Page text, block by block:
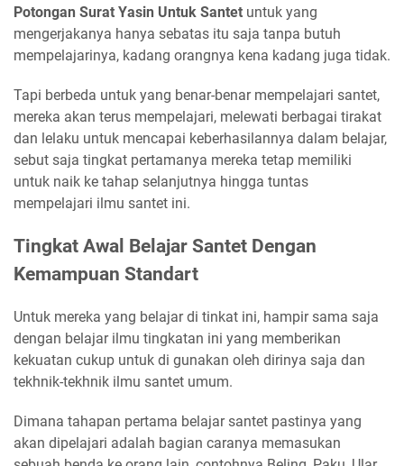
Potongan Surat Yasin Untuk Santet untuk yang
mengerjakanya hanya sebatas itu saja tanpa butuh
mempelajarinya, kadang orangnya kena kadang juga tidak.
Tapi berbeda untuk yang benar-benar mempelajari santet,
mereka akan terus mempelajari, melewati berbagai tirakat
dan lelaku untuk mencapai keberhasilannya dalam belajar,
sebut saja tingkat pertamanya mereka tetap memiliki
untuk naik ke tahap selanjutnya hingga tuntas
mempelajari ilmu santet ini.
Tingkat Awal Belajar Santet Dengan
Kemampuan Standart
Untuk mereka yang belajar di tinkat ini, hampir sama saja
dengan belajar ilmu tingkatan ini yang memberikan
kekuatan cukup untuk di gunakan oleh dirinya saja dan
tekhnik-tekhnik ilmu santet umum.
Dimana tahapan pertama belajar santet pastinya yang
akan dipelajari adalah bagian caranya memasukan